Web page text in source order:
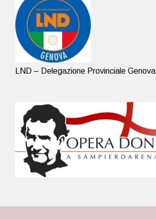
LND – Delegazione Provinciale Genova